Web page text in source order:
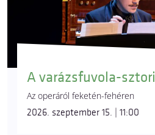
A varázsfuvola-sztori
Az operáról feketén-fehéren
2026. szeptember 15. | 11:00